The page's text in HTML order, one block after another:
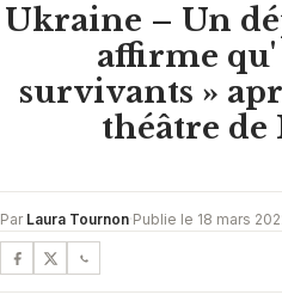
Ukraine – Un
affirme qu'
survivants »
théâtre
Par Laura Tournon·Publie le 18 mars